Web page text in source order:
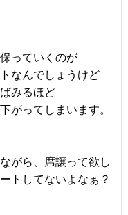
っていくのが
なんでしょうけど
みるほど
がってしまいます。
がら、席譲って欲し
トしてないよなぁ？